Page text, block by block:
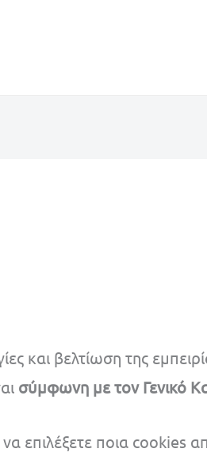
και βελτίωση της
σύμφωνη με τον Γενικό
να επιλέξετε ποια cookies